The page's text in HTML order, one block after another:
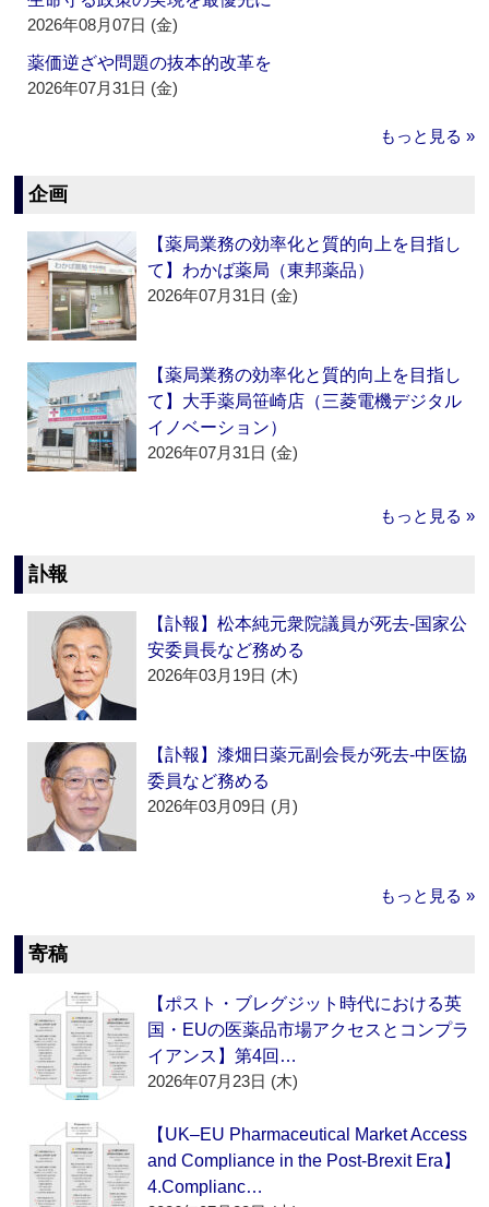
2026年08月07日 (金)
薬価逆ざや問題の抜本的改革を
2026年07月31日 (金)
もっと見る »
企画
【薬局業務の効率化と質的向上を目指し
て】わかば薬局（東邦薬品）
2026年07月31日 (金)
【薬局業務の効率化と質的向上を目指し
て】大手薬局笹崎店（三菱電機デジタル
イノベーション）
2026年07月31日 (金)
もっと見る »
訃報
【訃報】松本純元衆院議員が死去‐国家公
安委員長など務める
2026年03月19日 (木)
【訃報】漆畑日薬元副会長が死去‐中医協
委員など務める
2026年03月09日 (月)
もっと見る »
寄稿
【ポスト・ブレグジット時代における英
国・EUの医薬品市場アクセスとコンプラ
イアンス】第4回…
2026年07月23日 (木)
【UK–EU Pharmaceutical Market Access
and Compliance in the Post-Brexit Era】
4.Complianc…